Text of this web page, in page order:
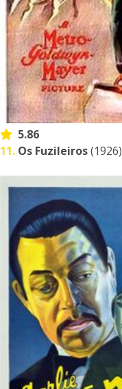
5.86
11. Os Fuzileiros(1926)